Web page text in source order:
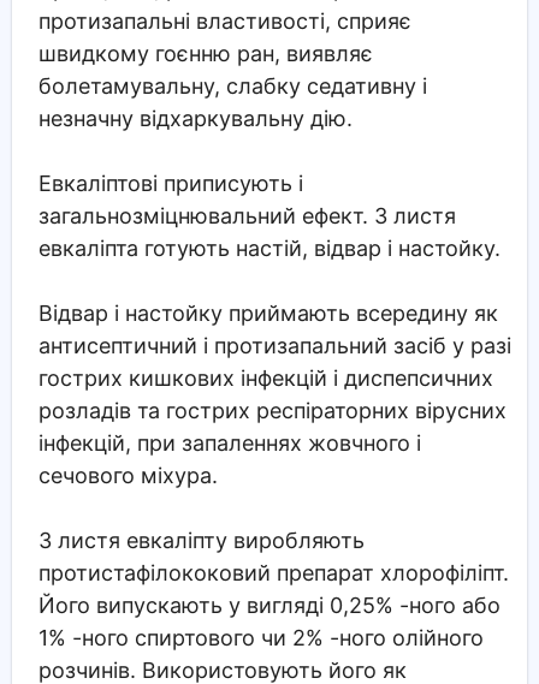
протизапальні властивості, сприяє
швидкому гоєнню ран, виявляє
болетамувальну, слабку седативну і
незначну відхаркувальну дію.
Евкаліптові приписують і
загальнозміцнювальний ефект. З листя
евкаліпта готують настій, відвар і настойку.
Відвар і настойку приймають всередину як
антисептичний і протизапальний засіб у разі
гострих кишкових інфекцій і диспепсичних
розладів та гострих респіраторних вірусних
інфекцій, при запаленнях жовчного і
сечового міхура.
З листя евкаліпту виробляють
протистафілококовий препарат хлорофіліпт.
Його випускають у вигляді 0,25% -ного або
1% -ного спиртового чи 2% -ного олійного
розчинів. Використовують його як